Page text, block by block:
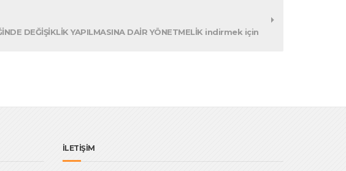
DEĞİŞİKLİK YAPILMASINA DAİR YÖNETMELİK indirmek için
İLETİŞİM